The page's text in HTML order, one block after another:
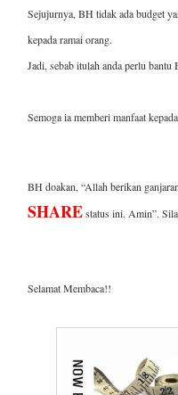
Sejujurnya, BH tidak ada budget
kepada ramai orang.
Jadi, sebab itulah anda perlu
Semoga ia memberi manfaat
BH doakan, “Allah berikan
SHAREstatus ini. Amin”.
Selamat Membaca!!